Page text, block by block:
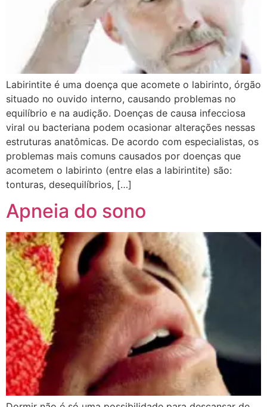
Labirintite é uma doença que acomete o labirinto, órgão
situado no ouvido interno, causando problemas no
equilíbrio e na audição. Doenças de causa infecciosa
viral ou bacteriana podem ocasionar alterações nessas
estruturas anatômicas. De acordo com especialistas, os
problemas mais comuns causados por doenças que
acometem o labirinto (entre elas a labirintite) são:
tonturas, desequilíbrios, […]
Apneia do sono